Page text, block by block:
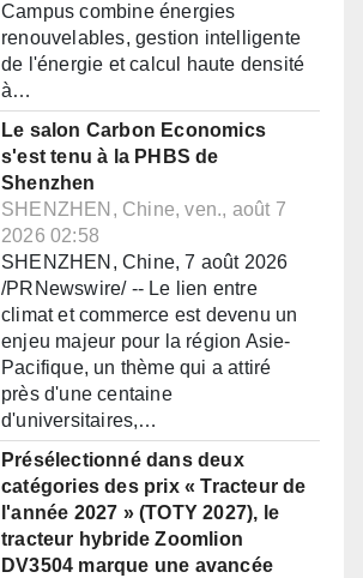
Campus combine énergies
renouvelables, gestion intelligente
de l'énergie et calcul haute densité
à…
Le salon Carbon Economics
s'est tenu à la PHBS de
Shenzhen
SHENZHEN, Chine, ven., août 7
2026 02:58
SHENZHEN, Chine, 7 août 2026
/PRNewswire/ -- Le lien entre
climat et commerce est devenu un
enjeu majeur pour la région Asie-
Pacifique, un thème qui a attiré
près d'une centaine
d'universitaires,…
Présélectionné dans deux
catégories des prix « Tracteur de
l'année 2027 » (TOTY 2027), le
tracteur hybride Zoomlion
DV3504 marque une avancée